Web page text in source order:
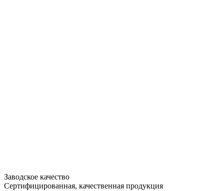
Заводское качество
Сертифицированная, качественная продукция